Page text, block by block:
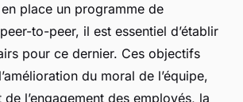
place un programme de
to-peer, il est essentiel d’établir
pour ce dernier. Ces objectifs
du moral de l’équipe,
de l’engagement des employés, la